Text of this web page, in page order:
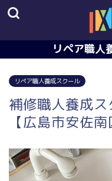
リペア職人
リペア職人養成スクール
補修職人養成
【広島市安佐南